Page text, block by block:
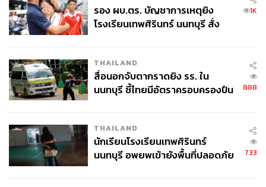
รอง ผบ.ตร. บัญชาการเหตุยิง
โรงเรียนเทพศิรินทร์ นนทบุรี สั่ง
1K
THAILAND
สื่อนอกจับตากราดยิง รร. ใน
นนทบุรี ชี้ไทยมีอัตราครอบครองปืน
888
THAILAND
นักเรียนโรงเรียนเทพศิรินทร์
นนทบุรี อพยพเข้ายังพื้นที่ปลอดภัย
733